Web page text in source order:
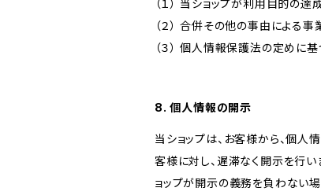
（１） 当ショップが利用目的の
（２） 合併その他の事由による
（３） 個人情報保護法の定めに
8. 個人情報の開示
当ショップは、お客様から、個
客様に対し、遅滞なく開示を行い
ョップが開示の義務を負わない場